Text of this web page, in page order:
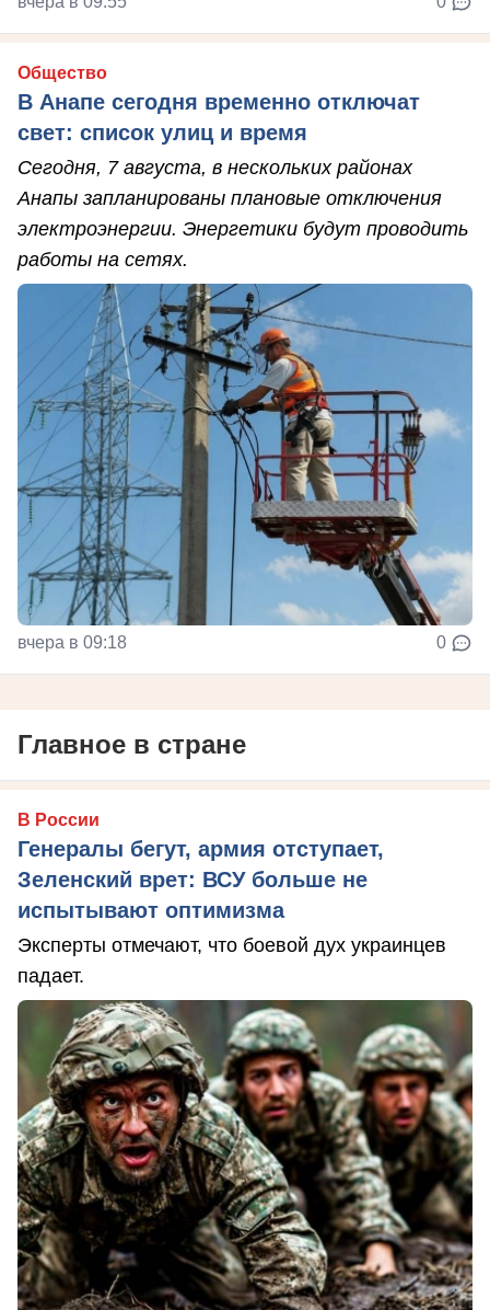
Общество
В Анапе сегодня временно отключат
свет: список улиц и время
Сегодня, 7 августа, в нескольких районах
Анапы запланированы плановые отключения
электроэнергии. Энергетики будут проводить
работы на сетях.
вчера в 09:18 0
Главное в стране
В России
Генералы бегут, армия отступает,
Зеленский врет: ВСУ больше не
испытывают оптимизма
Эксперты отмечают, что боевой дух украинцев
падает.